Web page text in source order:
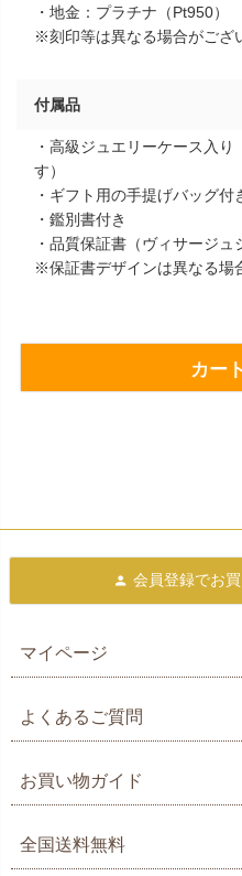
・地金：プラチナ（Pt950）
※刻印等は異なる場合がござ
付属品
・高級ジュエリーケース入
す）
・ギフト用の手提げバッグ付
・鑑別書付き
・品質保証書（ヴィサージュ
※保証書デザインは異なる場
カー
会員登録でお
マイページ
よくあるご質問
お買い物ガイド
全国送料無料